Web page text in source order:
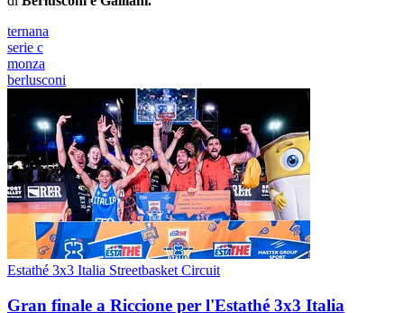
ternana
serie c
monza
berlusconi
Estathé 3x3 Italia Streetbasket Circuit
Gran finale a Riccione per l'Estathé 3x3 Italia